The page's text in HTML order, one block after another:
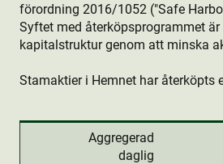
förordning 2016/1052 ("Safe
Syftet med återköpsprogrammet
kapitalstruktur genom att minska
Stamaktie­r i Hemnet har återköpts
Aggregerad
daglig